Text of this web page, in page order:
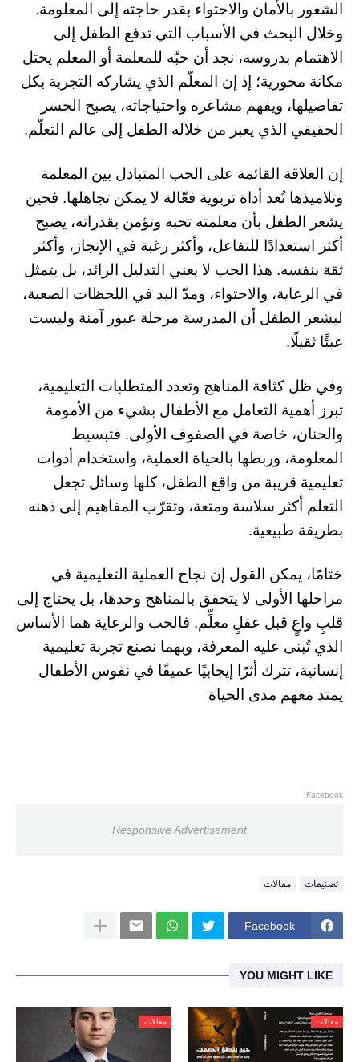
الشعور بالأمان والاحتواء بقدر حاجته إلى المعلومة.
وخلال البحث في الأسباب التي تدفع الطفل إلى
الاهتمام بدروسه، نجد أن حبّه للمعلمة أو المعلم يحتل
مكانة محورية؛ إذ إن المعلّم الذي يشاركه التجربة بكل
تفاصيلها، ويفهم مشاعره واحتياجاته، يصبح الجسر
الحقيقي الذي يعبر من خلاله الطفل إلى عالم التعلّم.
إن العلاقة القائمة على الحب المتبادل بين المعلمة
وتلاميذها تُعد أداة تربوية فعّالة لا يمكن تجاهلها. فحين
يشعر الطفل بأن معلمته تحبه وتؤمن بقدراته، يصبح
أكثر استعدادًا للتفاعل، وأكثر رغبة في الإنجاز، وأكثر
ثقة بنفسه. هذا الحب لا يعني التدليل الزائد، بل يتمثل
في الرعاية، والاحتواء، ومدّ اليد في اللحظات الصعبة،
ليشعر الطفل أن المدرسة مرحلة عبور آمنة وليست
عبئًا ثقيلًا.
وفي ظل كثافة المناهج وتعدد المتطلبات التعليمية،
تبرز أهمية التعامل مع الأطفال بشيء من الأمومة
والحنان، خاصة في الصفوف الأولى. فتبسيط
المعلومة، وربطها بالحياة العملية، واستخدام أدوات
تعليمية قريبة من واقع الطفل، كلها وسائل تجعل
التعلم أكثر سلاسة ومتعة، وتقرّب المفاهيم إلى ذهنه
بطريقة طبيعية.
ختامًا، يمكن القول إن نجاح العملية التعليمية في
مراحلها الأولى لا يتحقق بالمناهج وحدها، بل يحتاج إلى
قلبٍ واعٍ قبل عقلٍ معلِّم. فالحب والرعاية هما الأساس
الذي تُبنى عليه المعرفة، وبهما نصنع تجربة تعليمية
إنسانية، تترك أثرًا إيجابيًا عميقًا في نفوس الأطفال
يمتد معهم مدى الحياة
Facebook
Responsive Advertisement
تصنيفات مقالات
Facebook
YOU MIGHT LIKE
مقالات مقالات